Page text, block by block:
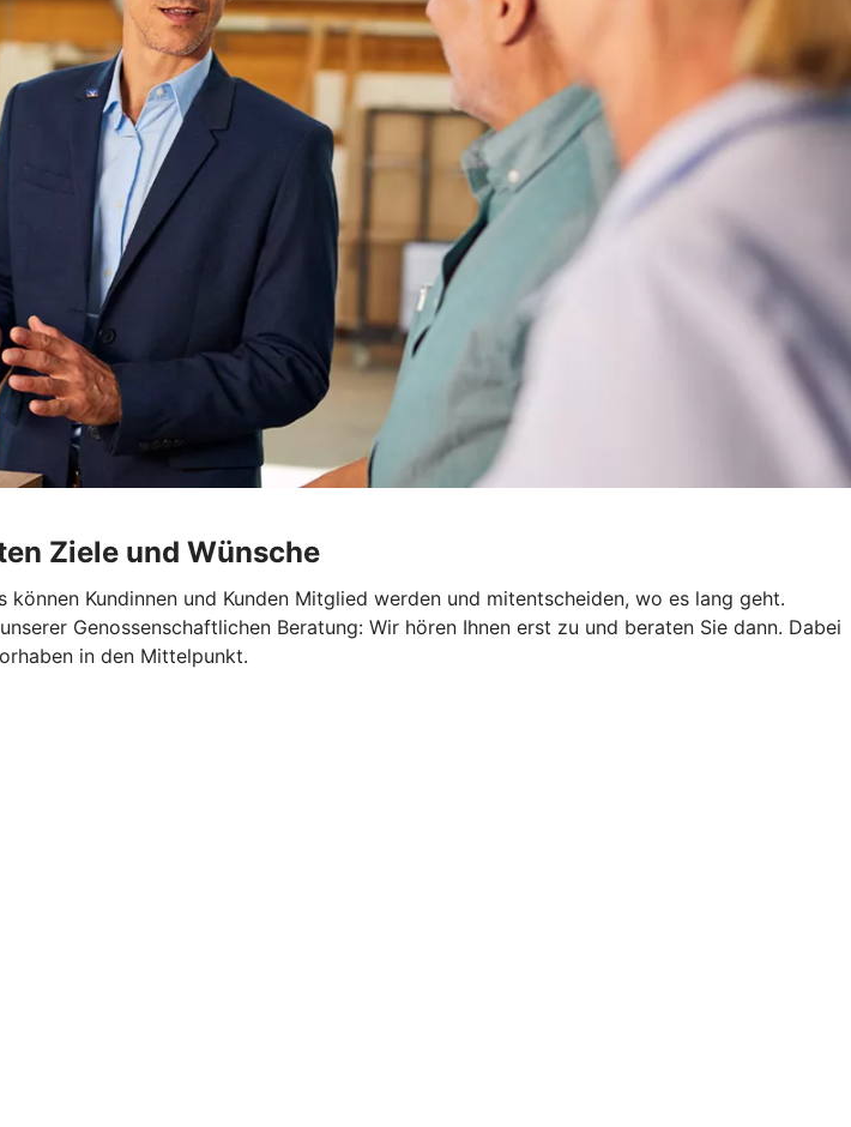
Ziele und Wünsche
Kundinnen und Kunden Mitglied werden und mitentscheiden, wo es lang geht.
Genossenschaftlichen Beratung: Wir hören Ihnen erst zu und beraten Sie dann. Dabei
in den Mittelpunkt.